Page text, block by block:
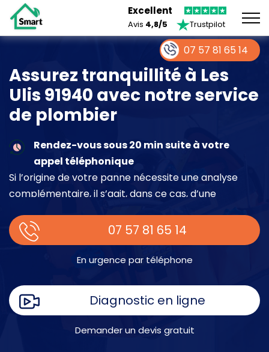
Excellent
Avis 4,8/5 Trustpilot
Assurez tranquillité à Les
Ulis 91940 avec notre service
de plombier
Rendez-vous sous 20 min suite à votre
appel téléphonique
Si l’origine de votre panne nécessite une analyse
complémentaire, il s’agit, dans ce cas, d’une
place.
07 57 81 65 14
En urgence par téléphone
Diagnostic en ligne
Demander un devis gratuit
07 57 81 65 14